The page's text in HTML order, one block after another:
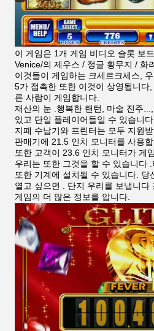
이 게임은 1개 게임 비디오 슬롯 보
Venice/의 제우스 / 정글 황무지 / 화
이것들이 게임하는 크세르크세스,
5가 접촉한 또한 이것이 상영됩니다
른 사람이 게임합니다.
재산의 눈 .행복한 랜턴, 마술 진주
있고 단일 플레이어들일 수 있습니다.
지폐 수납기와 프린터는 모두 지원
판매기에 21.5 인치 모니터를 사용
또한 고객이 23.6 인치 모니터가 게
우리는 또한 그것을 할 수 있습니다 .
또한 기계에 설치될 수 있습니다. 당
열고 싶으면 . 단지 우리를 보냅니다
게임의 더 많은 정보를 압니다.